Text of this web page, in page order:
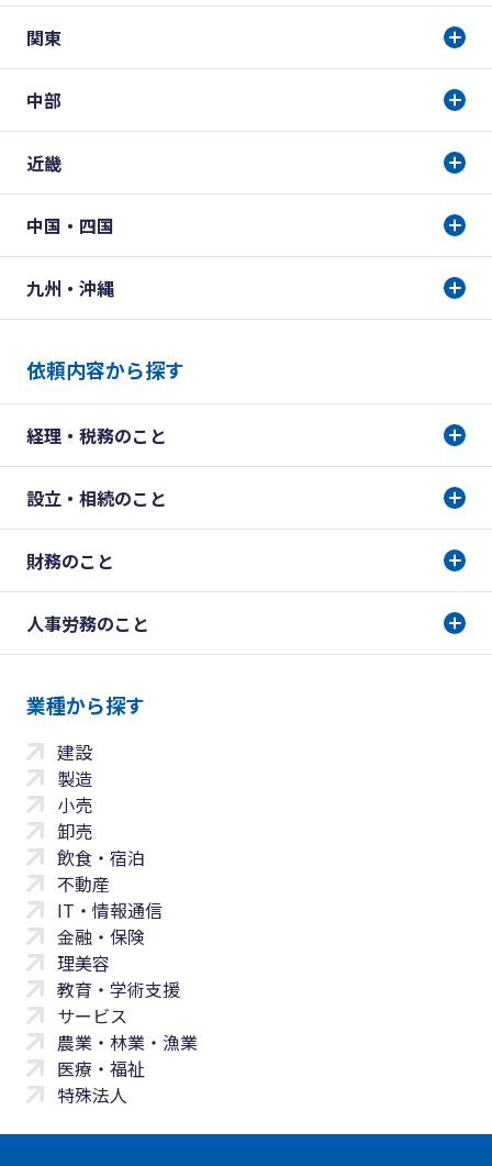
関東
中部
近畿
中国・四国
九州・沖縄
依頼内容から探す
経理・税務のこと
設立・相続のこと
財務のこと
人事労務のこと
業種から探す
建設
製造
小売
卸売
飲食・宿泊
不動産
IT・情報通信
金融・保険
理美容
教育・学術支援
サービス
農業・林業・漁業
医療・福祉
特殊法人